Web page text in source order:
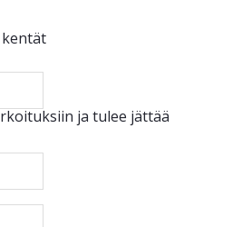
ja tulee jättää